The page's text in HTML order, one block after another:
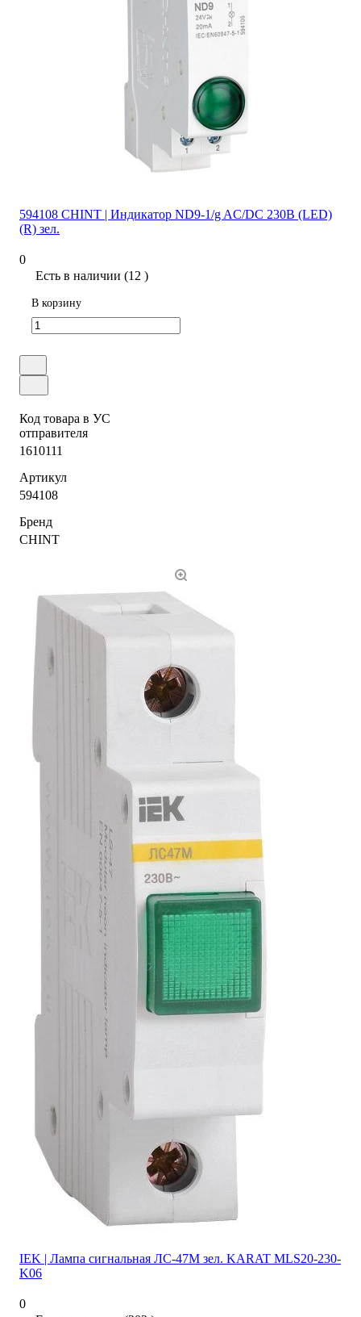
594108 CHINT | Индикатор ND9-1/g AC/DC 230В (LED)
(R) зел.
0
Есть в наличии (12 )
В корзину
Код товара в УС
отправителя
1610111
Артикул
594108
Бренд
CHINT
IEK | Лампа сигнальная ЛС-47М зел. KARAT MLS20-230-
K06
0